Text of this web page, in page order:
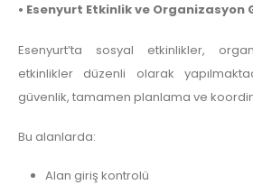
• Esenyurt Etkinlik ve Organizasyon
Esenyurt’ta sosyal etkinlikler,
etkinlikler düzenli olarak
güvenlik, tamamen planlama ve
Bu alanlarda:
Alan giriş kontrolü